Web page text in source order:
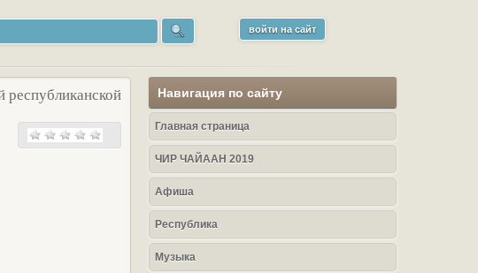
войти на сайт
республиканской
Навигация по сайту
Главная страница
ЧИР ЧАЙААН 2019
Афиша
Республика
Музыка